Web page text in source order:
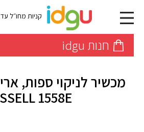
קניות מחו״ל
חנות idgu
מכשיר לניקוי ספות,
1558E